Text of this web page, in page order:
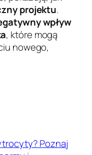
projektu.
wpływ
, które mogą
nowego,
Poznaj